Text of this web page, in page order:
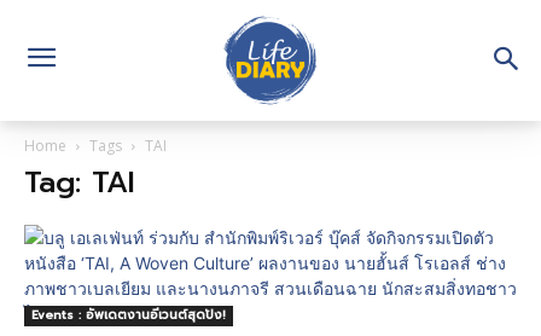
Home Tags TAI
Tag: TAI
Events : อัพเดตงานอีเวนต์สุดปัง!